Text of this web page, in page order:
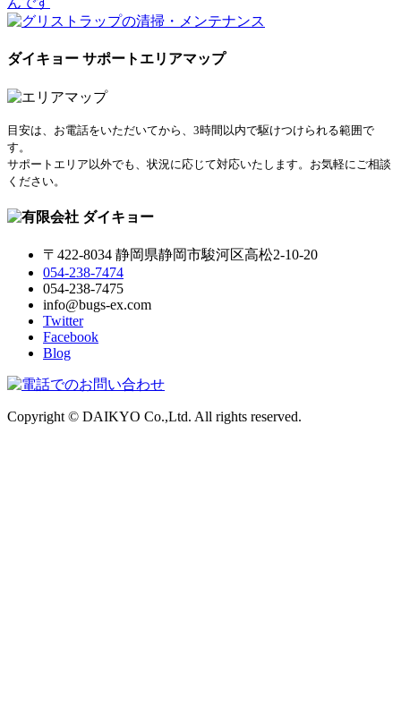
ダイキョー サポートエリアマップ
目安は、お電話をいただいてから、3時間以内で駆けつけられる範囲で
す。
サポートエリア以外でも、状況に応じて対応いたします。お気軽にご相談
ください。
〒422-8034 静岡県静岡市駿河区高松2-10-20
054-238-7474
054-238-7475
info@bugs-ex.com
Twitter
Facebook
Blog
Copyright © DAIKYO Co.,Ltd. All rights reserved.